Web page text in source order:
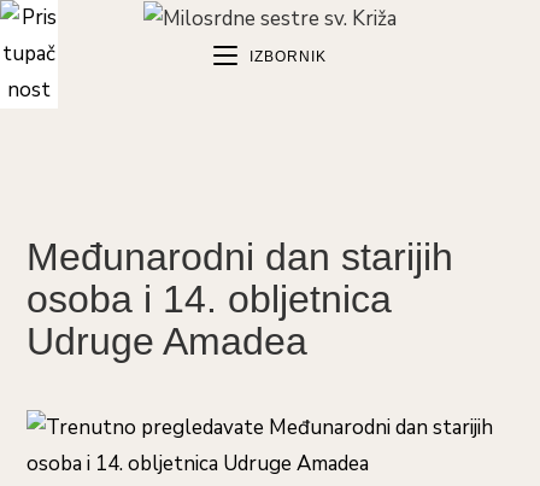
Preskoči
na
IZBORNIK
Međunarodni dan starijih
osoba i 14. obljetnica
Udruge Amadea